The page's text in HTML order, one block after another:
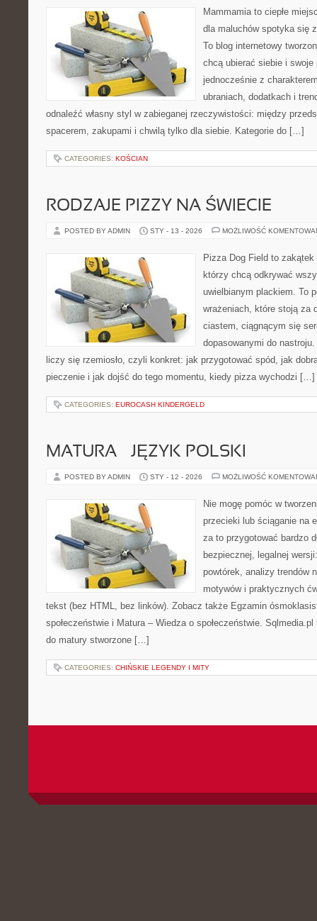
Mammamia to ciepłe
dla maluchów spotyka się
To blog internetowy
chcą ubierać siebie i
jednocześnie z
ubraniach, dodatkach i
odnaleźć własny styl w zabieganej rzeczywistości: między
spacerem, zakupami i chwilą tylko dla siebie. Kategorie do […]
CATEGORIES: KOŚCIAN
RODZAJE PIZZY NA ŚWIECIE
POSTED BY ADMIN STY - 13 - 2026 MOŻLIWOŚĆ
Pizza Dog Field to
którzy chcą odkrywać
uwielbianym plackiem. To
wrażeniach, które stoją za
ciastem, ciągnącym się
dopasowanymi do
liczy się rzemiosło, czyli konkret: jak przygotować spód, jak
pieczenie i jak dojść do tego momentu, kiedy pizza wychodzi […]
CATEGORIES: EUROCASH KINDERGELD
MATURA – JĘZYK POLSKI
POSTED BY ADMIN STY - 12 - 2026 MOŻLIWOŚĆ
Nie mogę pomóc w
przecieki lub ściąganie na
za to przygotować bardzo
bezpiecznej, legalnej
powtórek, analizy trendów
motywów i praktycznych
tekst (bez HTML, bez linków). Zobacz także Egzamin
społeczeństwie i Matura – Wiedza o społeczeństwie.
do matury stworzone […]
CATEGORIES: CHIŃSKIE LEGENDY I MITY